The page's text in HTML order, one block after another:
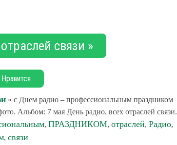
связи »
» с Днем радио – профессиональным праздником
Альбом: 7 мая День радио, всех отраслей связи.
, ПРАЗДНИКОМ, отраслей, Радио,
, связи